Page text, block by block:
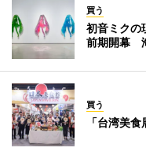
買う
初音ミクの
前期開幕
買う
「台湾美